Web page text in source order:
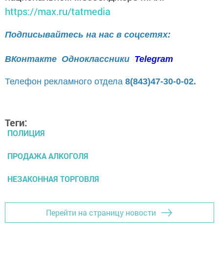
https://max.ru/tatmedia
Подписывайтесь на нас в соцсетях:
ВКонтакте Одноклассники Telegram
Телефон рекламного отдела 8(843)47-30-0-02.
Теги:
ПОЛИЦИЯ
ПРОДАЖА АЛКОГОЛЯ
НЕЗАКОННАЯ ТОРГОВЛЯ
Перейти на страницу новости